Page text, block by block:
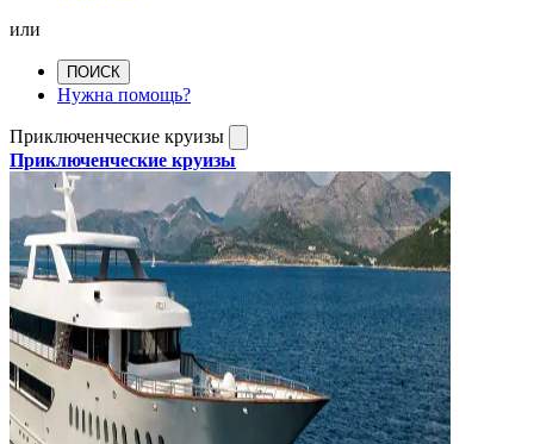
или
ПОИСК
Нужна помощь?
Приключенческие круизы
Приключенческие круизы